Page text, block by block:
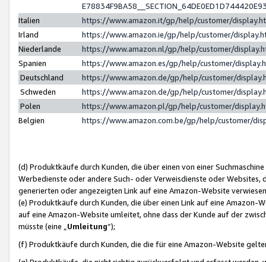
Italien
https://www.amazon.it/gp/help/customer/
Irland
https://www.amazon.ie/gp/help/customer/
Niederlande
https://www.amazon.nl/gp/help/customer/
Spanien
https://www.amazon.es/gp/help/customer/
Deutschland
https://www.amazon.de/gp/help/customer/
Schweden
https://www.amazon.de/gp/help/customer/
Polen
https://www.amazon.pl/gp/help/customer/
Belgien
https://www.amazon.com.be/gp/help/customer/
(d) Produktkäufe durch Kunden, die über einen von einer
Werbedienste oder andere Such- oder Verweisdienste oder Websites,
generierten oder angezeigten Link auf eine Amazon-Website
(e) Produktkäufe durch Kunden, die über einen Link auf eine
auf eine Amazon-Website umleitet, ohne dass der Kunde auf der
müsste (eine „ Umleitung“);
(f) Produktkäufe durch Kunden, die die für eine Amazon-Website